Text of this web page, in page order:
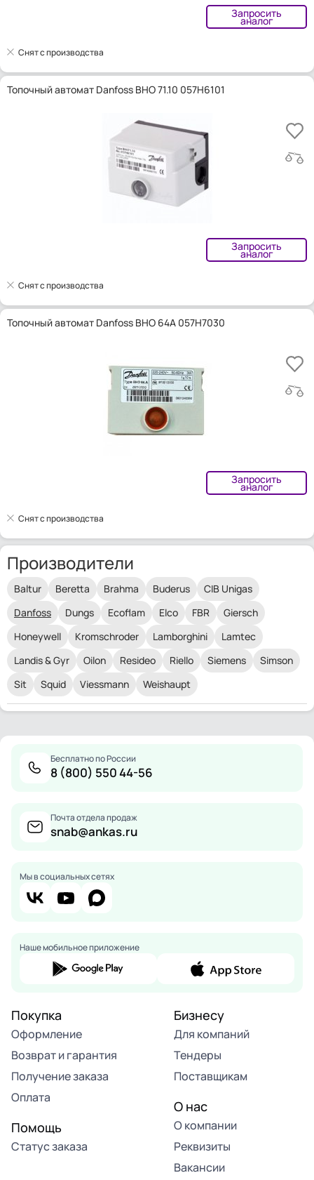
Запросить
аналог
Снят с производства
Топочный автомат Danfoss BHO 71.10 057H6101
Запросить
аналог
Снят с производства
Топочный автомат Danfoss BHO 64A 057H7030
Запросить
аналог
Снят с производства
Производители
Baltur Beretta Brahma Buderus
CIB Unigas
Danfoss
Dungs Ecoflam Elco FBR
Giersch
Honeywell
Kromschroder Lamborghini
Lamtec
Landis & Gyr
Oilon Resideo Riello Siemens
Simson
Sit
Squid Viessmann Weishaupt
Бесплатно по России
8 (800) 550 44-56
Почта отдела продаж
snab@ankas.ru
Мы в социальных сетях
Наше мобильное приложение
Покупка
Оформление
Возврат и гарантия
Получение заказа
Оплата
Помощь
Статус заказа
Бизнесу
Для компаний
Тендеры
Поставщикам
О нас
О компании
Реквизиты
Вакансии